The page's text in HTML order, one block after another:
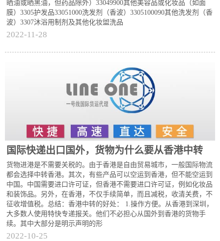
晒油或晒黑油，但药品除外）33049900其他美容品或化妆品（如面
膜）3305护发品33051000洗发剂（香波）3305100090其他洗发剂（香
波）3307沐浴用制剂及其他化妆盥洗品
2022-11-28
国际快递出口国外，货物为什么要从香港中转
货物进港是不需要关税的。由于香港是自由贸易城市，一般国际物流
都会选择中转香港。其次，有些产品可以空运到香港，但不能空运到
中国。中国需要进口许可证，但香港不需要进口许可证，例如化妆品
和装饰品。另外，在香港，不仅手续简单，而且减税，收清关费，不
征收增值税。总结：香港中转的好处： 1.操作方便。从香港到深圳，
大多数人使用特快专递报关。他们不必担心从国外到香港的货物手
续。其中大部分是明示声明的形
2022-10-25